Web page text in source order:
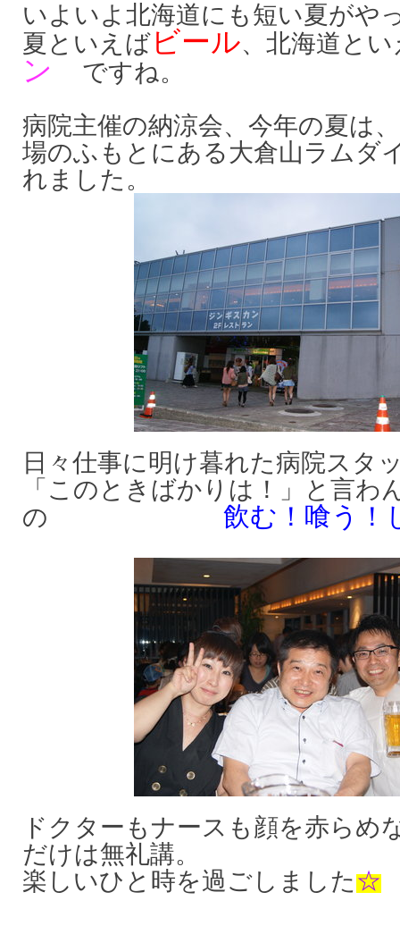
いよいよ北海道にも短い夏がや
夏といえばビール、北海道と
ン
ですね。
病院主催の納涼会、今年の夏は
場のふもとにある大倉山ラムダ
れました。
日々仕事に明け暮れた病院スタ
「このときばかりは！」と言わ
の 飲む！喰う！
ドクターもナースも顔を赤らめ
だけは無礼講。
楽しいひと時を過ごしました☆